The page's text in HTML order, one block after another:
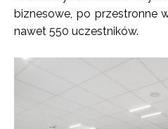
biznesowe, po przestronne
nawet 550 uczestników.